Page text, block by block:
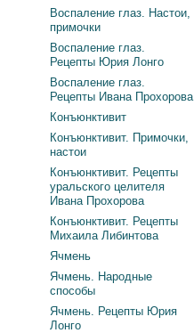
Воспаление глаз. Настои,
примочки
Воспаление глаз.
Рецепты Юрия Лонго
Воспаление глаз.
Рецепты Ивана Прохорова
Конъюнктивит
Конъюнктивит. Примочки,
настои
Конъюнктивит. Рецепты
уральского целителя
Ивана Прохорова
Конъюнктивит. Рецепты
Михаила Либинтова
Ячмень
Ячмень. Народные
способы
Ячмень. Рецепты Юрия
Лонго